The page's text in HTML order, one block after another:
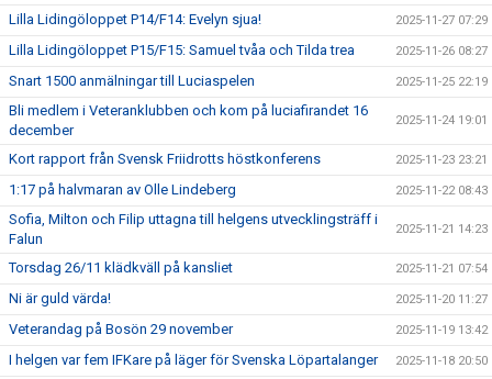
Lilla Lidingöloppet P14/F14: Evelyn sjua! 2025-11-27 07:29
Lilla Lidingöloppet P15/F15: Samuel tvåa och Tilda trea 2025-11-26 08:27
Snart 1500 anmälningar till Luciaspelen 2025-11-25 22:19
Bli medlem i Veteranklubben och kom på luciafirandet 16
december
2025-11-24 19:01
Kort rapport från Svensk Friidrotts höstkonferens 2025-11-23 23:21
1:17 på halvmaran av Olle Lindeberg 2025-11-22 08:43
Sofia, Milton och Filip uttagna till helgens utvecklingsträff i
Falun
2025-11-21 14:23
Torsdag 26/11 klädkväll på kansliet 2025-11-21 07:54
Ni är guld värda! 2025-11-20 11:27
Veterandag på Bosön 29 november 2025-11-19 13:42
I helgen var fem IFKare på läger för Svenska Löpartalanger 2025-11-18 20:50